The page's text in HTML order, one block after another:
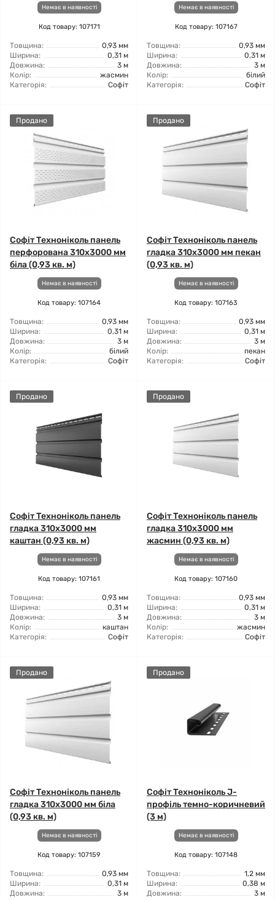
Немає в наявності
Код товару: 107171
Товщина:
0,93 мм
Ширина:
0,31 м
Довжина:
3 м
Колір:
жасмин
Категорія:
Софіт
Немає в наявності
Код товару: 107167
Товщина:
0,93 мм
Ширина:
0,31 м
Довжина:
3 м
Колір:
білий
Категорія:
Софіт
Продано
Софіт Техноніколь панель
перфорована 310х3000 мм
біла (0,93 кв. м)
Немає в наявності
Код товару: 107164
Товщина:
0,93 мм
Ширина:
0,31 м
Довжина:
3 м
Колір:
білий
Категорія:
Софіт
Продано
Софіт Техноніколь панель
гладка 310х3000 мм пекан
(0,93 кв. м)
Немає в наявності
Код товару: 107163
Товщина:
0,93 мм
Ширина:
0,31 м
Довжина:
3 м
Колір:
пекан
Категорія:
Софіт
Продано
Софіт Техноніколь панель
гладка 310х3000 мм
каштан (0,93 кв. м)
Немає в наявності
Код товару: 107161
Товщина:
0,93 мм
Ширина:
0,31 м
Довжина:
3 м
Колір:
каштан
Категорія:
Софіт
Продано
Софіт Техноніколь панель
гладка 310х3000 мм
жасмин (0,93 кв. м)
Немає в наявності
Код товару: 107160
Товщина:
0,93 мм
Ширина:
0,31 м
Довжина:
3 м
Колір:
жасмин
Категорія:
Софіт
Продано
Софіт Техноніколь панель
гладка 310х3000 мм біла
(0,93 кв. м)
Немає в наявності
Код товару: 107159
Товщина:
0,93 мм
Ширина:
0,31 м
Довжина:
3 м
Продано
Софіт Техноніколь J-
профіль темно-коричневий
(3 м)
Немає в наявності
Код товару: 107148
Товщина:
1,2 мм
Ширина:
0,38 м
Довжина:
3 м